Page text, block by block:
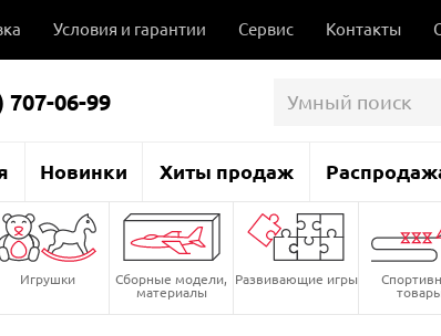
Условия и гарантии Сервис Контакты
707-06-99
Новинки Хиты продаж
Игрушки Сборные модели,
материалы
Развивающие игры
товары